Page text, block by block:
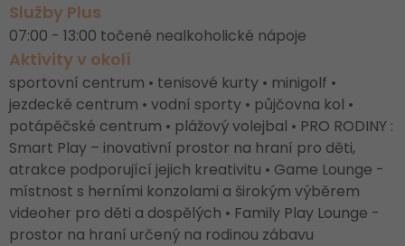
Služby Plus
07:00 - 13:00 točené nealkoholické nápoje
Aktivity v okolí
sportovní centrum • tenisové kurty • minigolf •
jezdecké centrum • vodní sporty • půjčovna kol •
potápěčské centrum • plážový volejbal • PRO RODINY :
Smart Play – inovativní prostor na hraní pro děti,
atrakce podporující jejich kreativitu • Game Lounge -
místnost s herními konzolami a širokým výběrem
videoher pro děti a dospělých • Family Play Lounge -
prostor na hraní určený na rodinou zábavu